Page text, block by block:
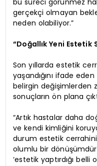
gerçekçi olmayan
neden olabiliyor.”
“Doğallık Yeni
Son yıllarda estetik
yaşandığını ifade
belirgin değişimlerden
sonuçların ön plana
“Artık hastalar daha
ve kendi kimliğini
durum estetik
olumlu bir
‘estetik yaptırdığı